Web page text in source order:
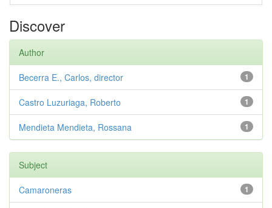
Discover
Author
1
Becerra E., Carlos, director
1
Castro Luzuriaga, Roberto
1
Mendieta Mendieta, Rossana
Subject
1
Camaroneras